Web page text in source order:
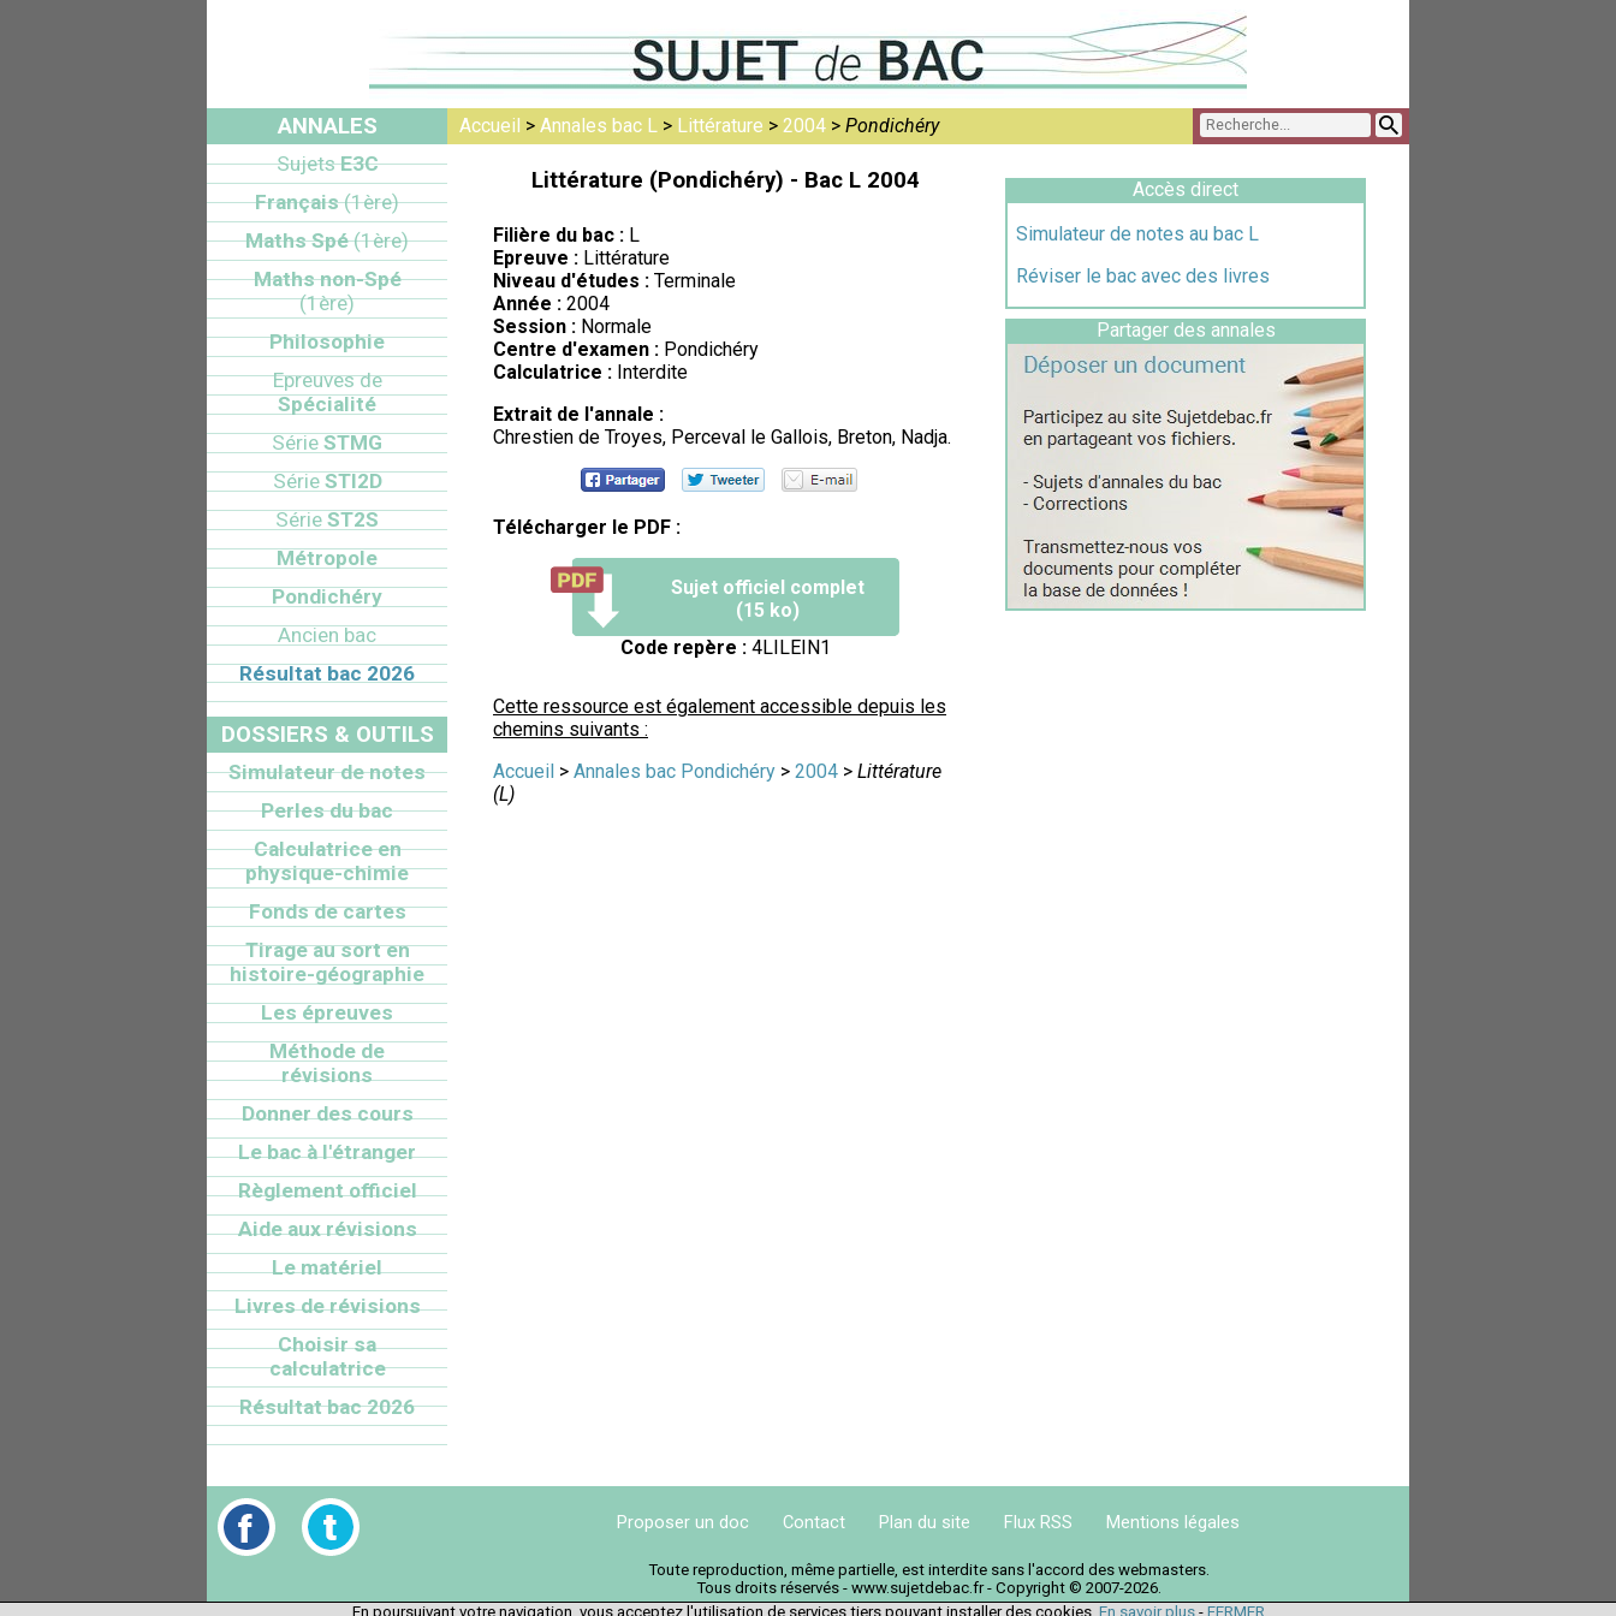
Accueil > Annales bac L > Littérature > 2004 > Pondichéry
Littérature (Pondichéry) - Bac L 2004
Filière du bac : L
Epreuve : Littérature
Niveau d'études : Terminale
Année : 2004
Session : Normale
Centre d'examen : Pondichéry
Calculatrice : Interdite
Extrait de l'annale :
Chrestien de Troyes, Perceval le Gallois, Breton, Nadja.
Télécharger le PDF :
Sujet officiel complet
(15 ko)
Code repère :4LILEIN1
Cette ressource est également accessible depuis les
chemins suivants :
Accueil > Annales bac Pondichéry > 2004 > Littérature
(L)
Accès direct
Simulateur de notes au bac L
Réviser le bac avec des livres
Partager des annales
ANNALES
SujetsE3C
Français(1ère)
Maths Spé(1ère)
Maths non-Spé
(1ère)
Philosophie
Epreuves de
Spécialité
Série STMG
SérieSTI2D
Série ST2S
Métropole
Pondichéry
Ancien bac
Résultat bac 2026
DOSSIERS & OUTILS
Simulateur de notes
Perles du bac
Calculatrice en
physique-chimie
Fonds de cartes
Tirage au sort en
histoire-géographie
Les épreuves
Méthode de
révisions
Donner des cours
Le bac à l'étranger
Règlement officiel
Aide aux révisions
Le matériel
Livres de révisions
Choisir sa
calculatrice
Résultat bac 2026
Proposer un doc Contact Plan du site Flux RSS Mentions légales
Toute reproduction, même partielle, est interdite sans l'accord des webmasters.
Tous droits réservés - www.sujetdebac.fr - Copyright © 2007-2026.
En poursuivant votre navigation, vous acceptez l'utilisation de services tiers pouvant installer des cookies. En savoir plus- FERMER